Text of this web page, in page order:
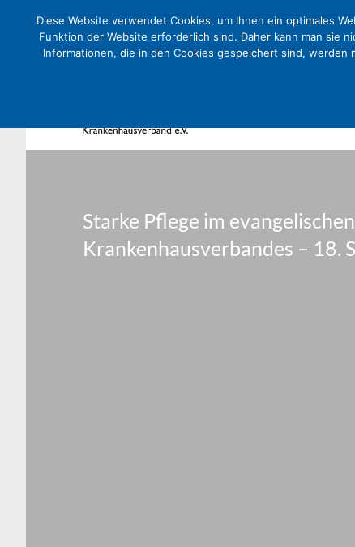
Starke Pflege im
Krankenhausverbandes – 18.
Diese Website verwendet Cookies, um Ihnen ein optimales
Funktion der Website erforderlich sind. Daher kann man sie
Informationen, die in den Cookies gespeichert sind,